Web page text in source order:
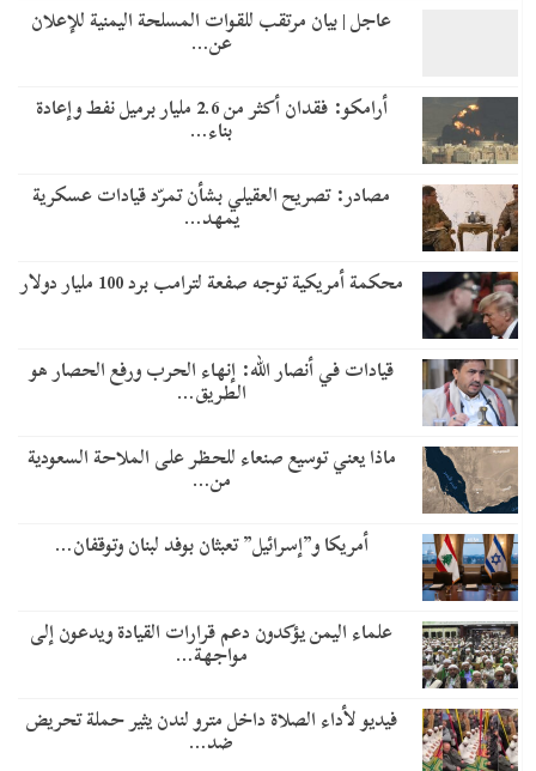
عاجل | بيان مرتقب للقوات المسلحة اليمنية للإعلان
عن…
أرامكو: فقدان أكثر من 2.6 مليار برميل نفط وإعادة
بناء…
مصادر: تصريح العقيلي بشأن تمرّد قيادات عسكرية
يمهد…
محكمة أمريكية توجه صفعة لترامب برد 100 مليار دولار
قيادات في أنصار الله: إنهاء الحرب ورفع الحصار هو
الطريق…
ماذا يعني توسيع صنعاء للحظر على الملاحة السعودية
من…
أمريكا و”إسرائيل” تعبثان بوفد لبنان وتوقفان…
علماء اليمن يؤكدون دعم قرارات القيادة ويدعون إلى
مواجهة…
فيديو لأداء الصلاة داخل مترو لندن يثير حملة تحريض
ضد…